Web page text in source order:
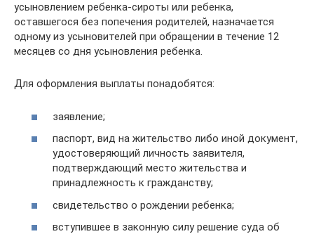
усыновлением ребенка-сироты или ребенка,
оставшегося без попечения родителей, назначается
одному из усыновителей при обращении в течение 12
месяцев со дня усыновления ребенка.
Для оформления выплаты понадобятся:
заявление;
паспорт, вид на жительство либо иной документ,
удостоверяющий личность заявителя,
подтверждающий место жительства и
принадлежность к гражданству;
свидетельство о рождении ребенка;
вступившее в законную силу решение суда об